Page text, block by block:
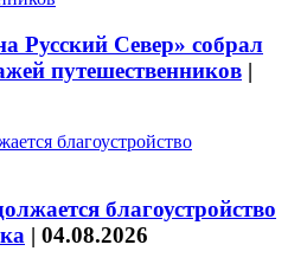
Русский Север» собрал
путешественников |
благоустройство
| 04.08.2026